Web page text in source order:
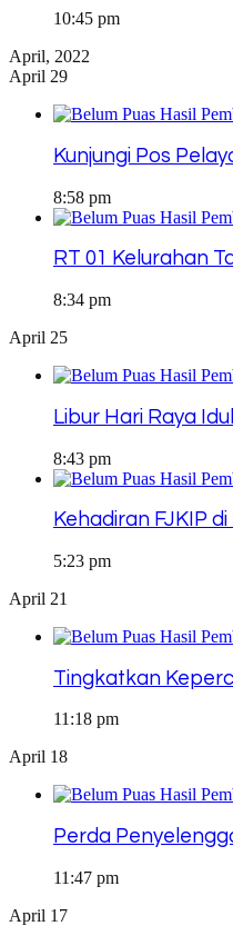
10:45 pm
April, 2022
April 29
Kunjungi Pos
8:58 pm
RT 01 Kelurahan
8:34 pm
April 25
Libur Hari Raya
8:43 pm
Kehadiran FJKIP
5:23 pm
April 21
Tingkatkan
11:18 pm
April 18
Perda
11:47 pm
April 17